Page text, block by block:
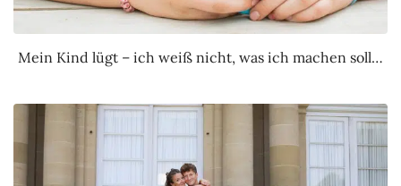
Mein Kind lügt – ich weiß nicht, was ich machen soll…